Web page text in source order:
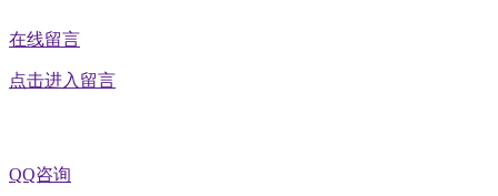
在线留言
点击进入留言
QQ咨询